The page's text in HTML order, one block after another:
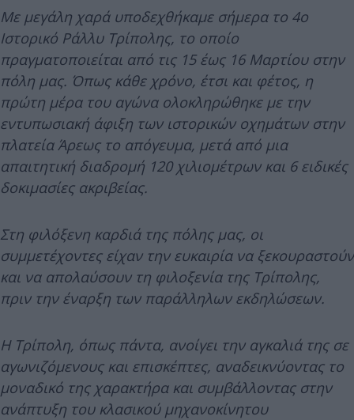
Με μεγάλη χαρά υποδεχθήκαμε σήμερα το 4ο
Ιστορικό Ράλλυ Τρίπολης, το οποίο
πραγματοποιείται από τις 15 έως 16 Μαρτίου στην
πόλη μας. Όπως κάθε χρόνο, έτσι και φέτος, η
πρώτη μέρα του αγώνα ολοκληρώθηκε με την
εντυπωσιακή άφιξη των ιστορικών οχημάτων στην
πλατεία Άρεως το απόγευμα, μετά από μια
απαιτητική διαδρομή 120 χιλιομέτρων και 6 ειδικές
δοκιμασίες ακριβείας.
Στη φιλόξενη καρδιά της πόλης μας, οι
συμμετέχοντες είχαν την ευκαιρία να ξεκουραστούν
και να απολαύσουν τη φιλοξενία της Τρίπολης,
πριν την έναρξη των παράλληλων εκδηλώσεων.
Η Τρίπολη, όπως πάντα, ανοίγει την αγκαλιά της σε
αγωνιζόμενους και επισκέπτες, αναδεικνύοντας το
μοναδικό της χαρακτήρα και συμβάλλοντας στην
ανάπτυξη του κλασικού μηχανοκίνητου